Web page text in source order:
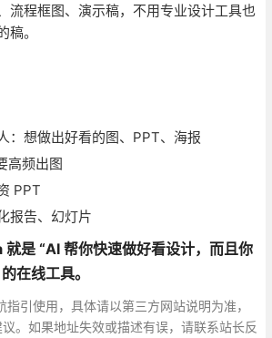
流程框图、演示稿，不用专业设计工具也
。
：想做出好看的图、PPT、海报
高频出图
PPT
报告、幻灯片
就是 “AI 帮你快速做好看设计，而且你
在线工具。
引使用，具体请以第三方网站说明为准，
。如果地址失效或描述有误，请联系站长反